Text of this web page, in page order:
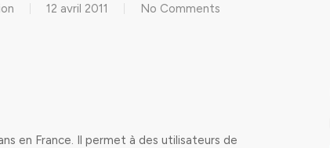
12 avril 2011 No Comments
en France. Il permet à des utilisateurs de